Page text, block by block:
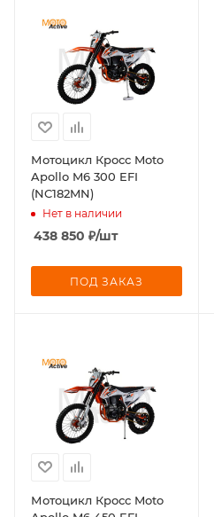
Мотоцикл Кросс Moto
Apollo M6 300 EFI
(NC182MN)
Нет в наличии
438 850 ₽/шт
ПОД ЗАКАЗ
Мотоцикл Кросс Moto